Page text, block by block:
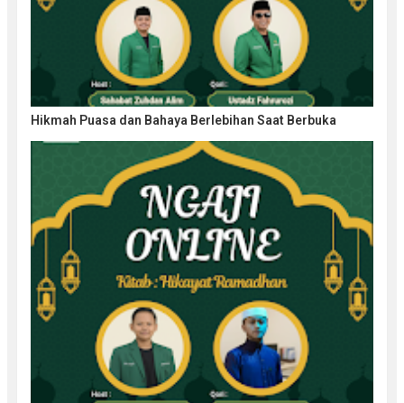
Hikmah Puasa dan Bahaya Berlebihan Saat Berbuka